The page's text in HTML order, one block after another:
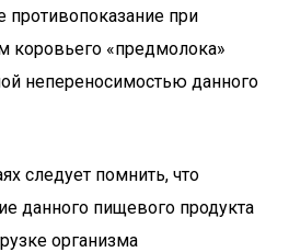
противопоказание при
коровьего «предмолока»
непереносимостью данного
следует помнить, что
данного пищевого продукта
организма